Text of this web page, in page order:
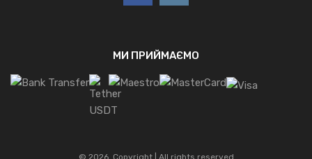
МИ ПРИЙМАЄМО